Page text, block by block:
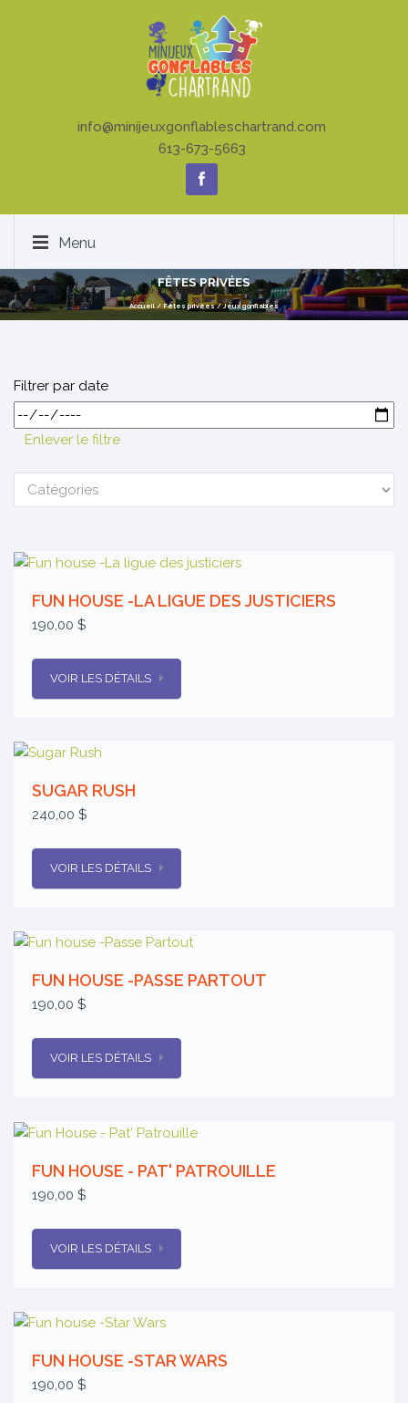
info@minijeuxgonflableschartrand.com
613-673-5663
Menu
FÊTES PRIVÉES
Accueil/Fêtes privées/Jeux gonflables
Filtrer par date
Enlever le filtre
FUN HOUSE -LA LIGUE DES JUSTICIERS
190,00 $
VOIR LES DÉTAILS
SUGAR RUSH
240,00 $
VOIR LES DÉTAILS
FUN HOUSE -PASSE PARTOUT
190,00 $
VOIR LES DÉTAILS
FUN HOUSE - PAT' PATROUILLE
190,00 $
VOIR LES DÉTAILS
FUN HOUSE -STAR WARS
190,00 $